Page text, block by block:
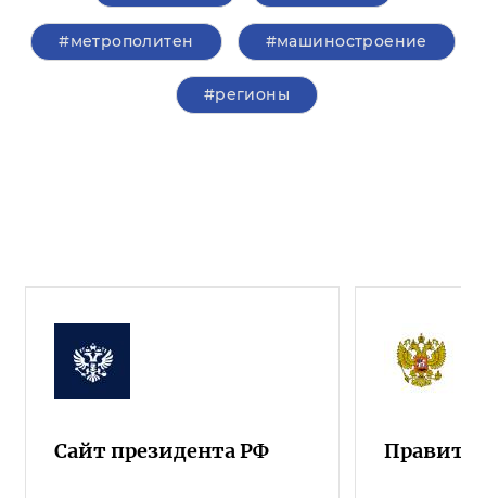
#метрополитен #машиностроение
#регионы
Сайт президента РФ